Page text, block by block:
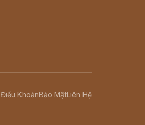
Điều KhoảnBảo MậtLiên Hệ